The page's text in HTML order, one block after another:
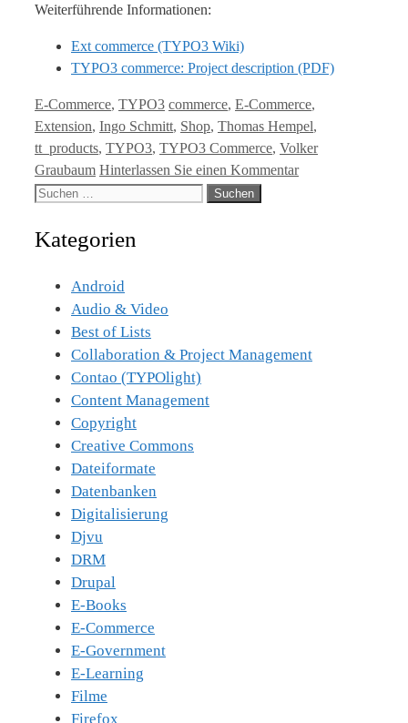
Weiterführende Informationen:
Ext commerce (TYPO3 Wiki)
TYPO3 commerce: Project description (PDF)
Kategorien
E-Commerce, TYPO3 Tags
commerce, E-Commerce,
Extension, Ingo Schmitt, Shop, Thomas Hempel,
tt_products, TYPO3, TYPO3 Commerce, Volker
Graubaum Hinterlassen Sie einen Kommentar
Suche
Kategorien
Android
Audio & Video
Best of Lists
Collaboration & Project Management
Contao (TYPOlight)
Content Management
Copyright
Creative Commons
Dateiformate
Datenbanken
Digitalisierung
Djvu
DRM
Drupal
E-Books
E-Commerce
E-Government
E-Learning
Filme
Firefox